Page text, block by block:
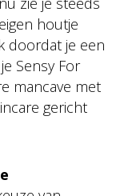
houtje
doordat je een
Sensy For
mancave met
gericht